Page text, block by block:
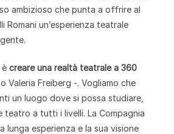
ambizioso che punta a offrire al
Romani un’esperienza teatrale
creare una realtà teatrale a 360
Valeria Freiberg -. Vogliamo che
un luogo dove si possa studiare,
teatro a tutti i livelli. La Compagnia
lunga esperienza e la sua visione